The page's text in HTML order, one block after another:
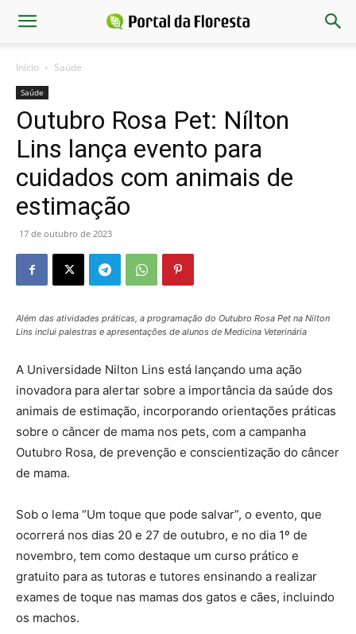
Início Saúde
Saúde
Outubro Rosa Pet: Nílton
Lins lança evento para
cuidados com animais de
estimação
17 de outubro de 2023
Além das atividades práticas, a programação do Outubro Rosa Pet na Nilton
Lins inclui palestras e apresentações de alunos de Medicina Veterinária
A Universidade Nilton Lins está lançando uma ação
inovadora para alertar sobre a importância da saúde dos
animais de estimação, incorporando orientações práticas
sobre o câncer de mama nos pets, com a campanha
Outubro Rosa, de prevenção e conscientização do câncer
de mama.
Sob o lema “Um toque que pode salvar”, o evento, que
ocorrerá nos dias 20 e 27 de outubro, e no dia 1º de
novembro, tem como destaque um curso prático e
gratuito para as tutoras e tutores ensinando a realizar
exames de toque nas mamas dos gatos e cães, incluindo
os machos.